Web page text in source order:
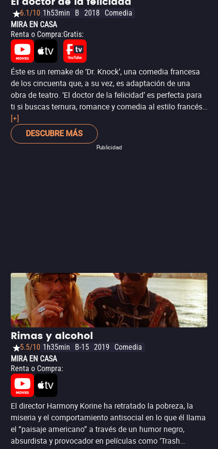
6.1/10 1h53min B 2018
Comedia
MIRA EN CASA
Renta o Compra:Gratis:
Éste es un remake de ‘Dr. Knock’, una comedia francesa
de los cincuenta que, a su vez, es adaptación de una
obra de teatro. ‘El doctor de la felicidad’ es perfecta para
ti si buscas ternura, romance y comedia al estilo francés,
con el carismático Omar Sy (‘Amigos’) como
protagonista.
[+]
DESCUBRE MÁS
Publicidad
Rimas y alcohol
5.5/10 1h35min B-15 2019
Comedia
MIRA EN CASA
Renta o Compra:
El director Harmony Korine ha retratado la pobreza, la
miseria y el comportamiento antisocial en lo que él llama
el “paisaje americano” a través de un humor negro,
absurdista y provocador en películas como ‘Trash